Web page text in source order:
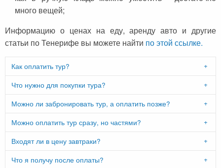
много вещей;
Информацию о ценах на еду, аренду авто и другие
статьи по Тенерифе вы можете найти по этой ссылке.
Как оплатить тур?
Что нужно для покупки тура?
Можно ли забронировать тур, а оплатить позже?
Можно оплатить тур сразу, но частями?
Входят ли в цену завтраки?
Что я получу после оплаты?